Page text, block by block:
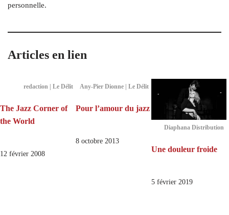
personnelle.
Articles en lien
redaction | Le Délit
The Jazz Corner of
the World
12 février 2008
Any-Pier Dionne | Le Délit
Pour l’amour du jazz
8 octobre 2013
Diaphana Distribution
Une douleur froide
5 février 2019